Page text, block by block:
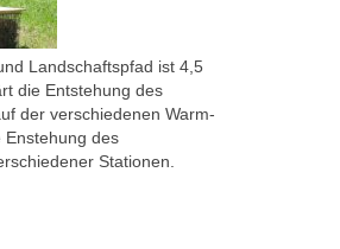
Landschaftspfad ist 4,5
die Entstehung des
der verschiedenen Warm-
Enstehung des
Stationen.